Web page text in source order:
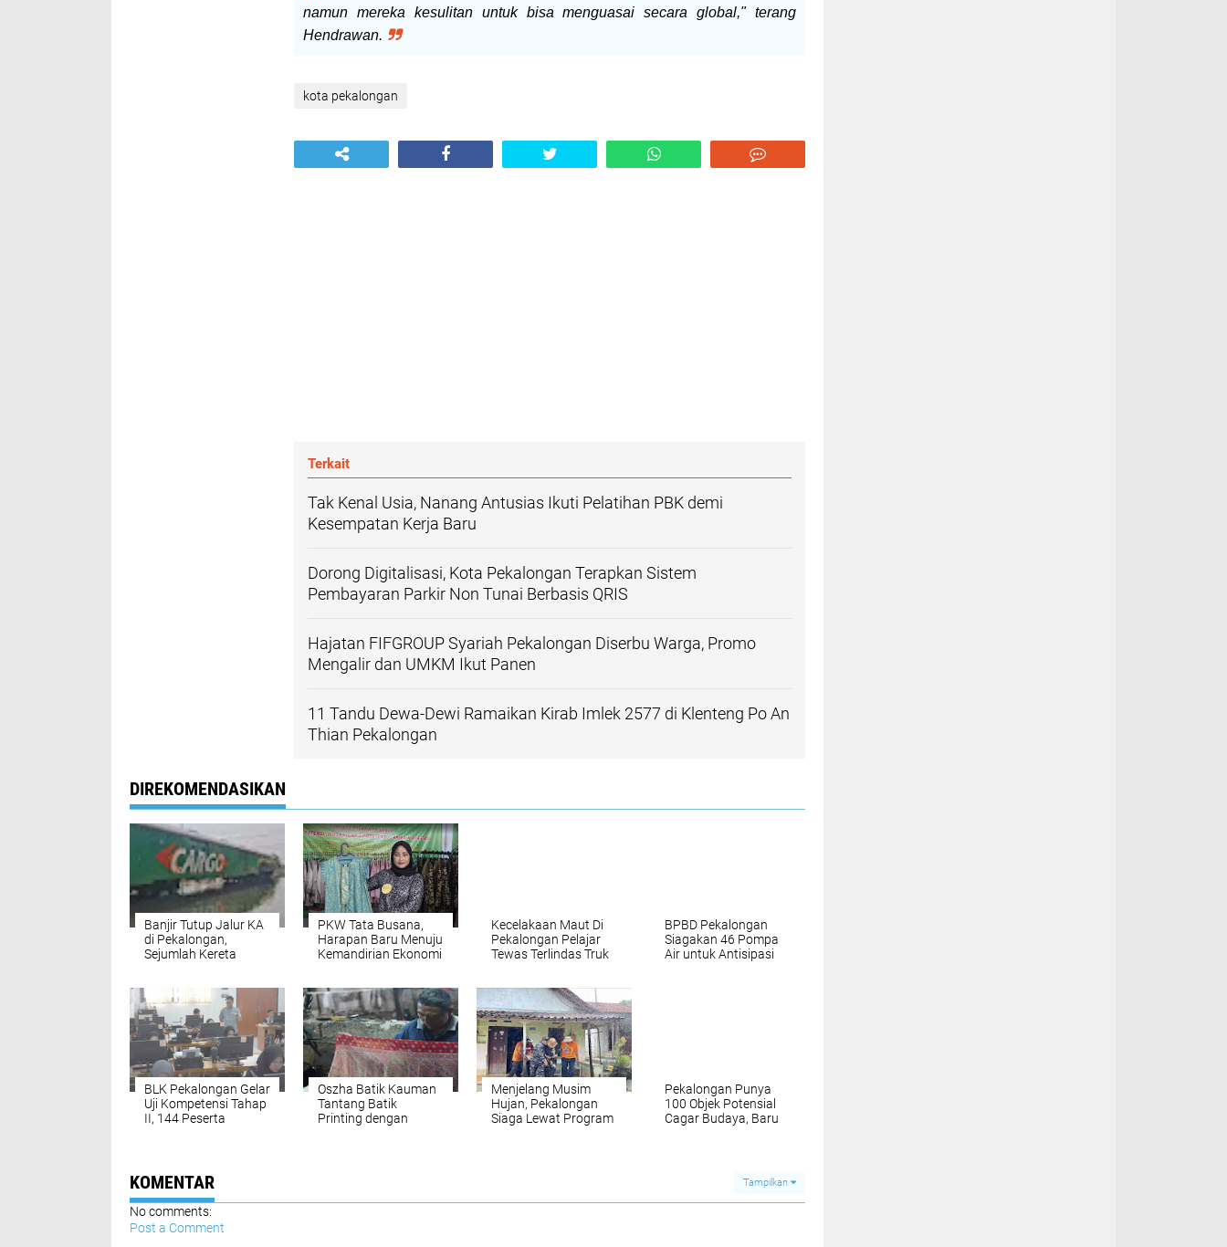
namun mereka kesulitan untuk bisa menguasai secara global," terang
Hendrawan.
kota pekalongan
Terkait
Tak Kenal Usia, Nanang Antusias Ikuti Pelatihan PBK demi
Kesempatan Kerja Baru
Dorong Digitalisasi, Kota Pekalongan Terapkan Sistem
Pembayaran Parkir Non Tunai Berbasis QRIS
Hajatan FIFGROUP Syariah Pekalongan Diserbu Warga, Promo
Mengalir dan UMKM Ikut Panen
11 Tandu Dewa-Dewi Ramaikan Kirab Imlek 2577 di Klenteng Po An
Thian Pekalongan
DIREKOMENDASIKAN
Banjir Tutup Jalur KA
di Pekalongan,
Sejumlah Kereta
PKW Tata Busana,
Harapan Baru Menuju
Kemandirian Ekonomi
Kecelakaan Maut Di
Pekalongan Pelajar
Tewas Terlindas Truk
Tiga Ditegakkan Total
BPBD Pekalongan
Siagakan 46 Pompa
Air untuk Antisipasi
BLK Pekalongan Gelar
Uji Kompetensi Tahap
II, 144 Peserta
Oszha Batik Kauman
Tantang Batik
Printing dengan
Menjelang Musim
Hujan, Pekalongan
Siaga Lewat Program
Pekalongan Punya
100 Objek Potensial
Cagar Budaya, Baru
KOMENTAR Tampilkan
No comments:
Post a Comment